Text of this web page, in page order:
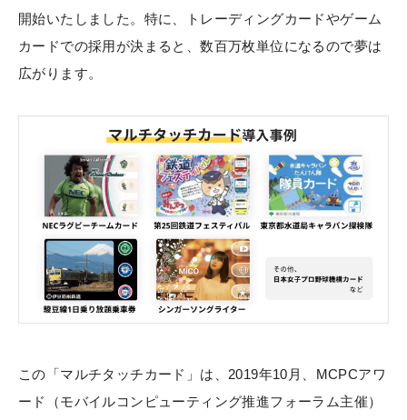
開始いたしました。特に、トレーディングカードやゲーム
カードでの採用が決まると、数百万枚単位になるので夢は
広がります。
この「マルチタッチカード」は、2019年10月、MCPCアワ
ード（モバイルコンピューティング推進フォーラム主催）